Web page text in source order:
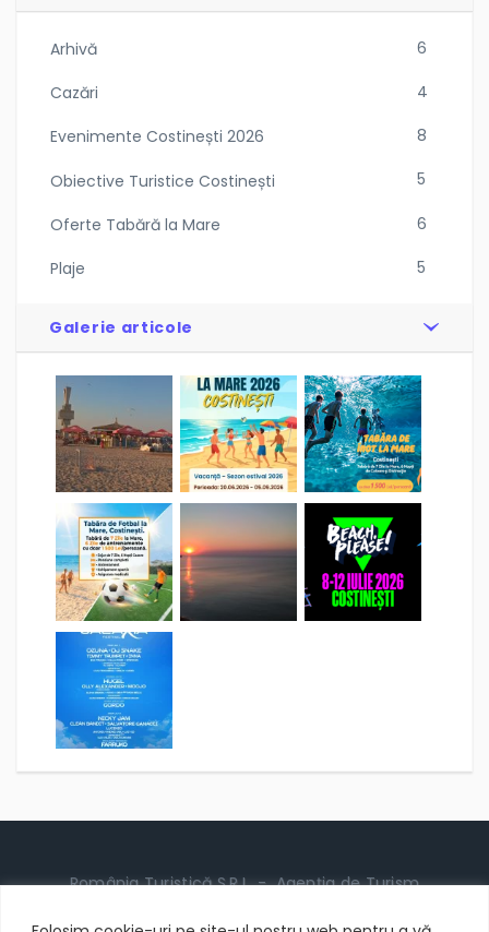
Arhivă 6
Cazări 4
Evenimente Costinești 2026 8
Obiective Turistice Costinești 5
Oferte Tabără la Mare 6
Plaje 5
Galerie articole
România Turistică S.R.L. - Agenția de Turism